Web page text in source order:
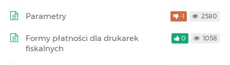
Parametry -1 2580
Formy płatności dla drukarek
fiskalnych
0 1058